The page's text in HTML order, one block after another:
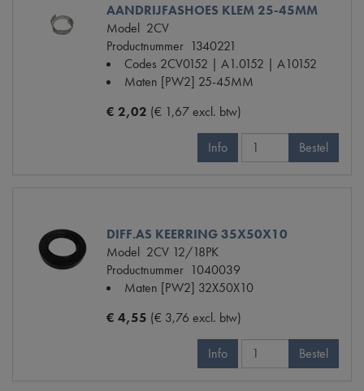
AANDRIJFASHOES KLEM 25-45MM
Model 2CV
Productnummer 1340221
Codes 2CV0152 | A1.0152 | A10152
Maten [PW2] 25-45MM
€ 2,02 (€ 1,67 excl. btw)
Info Bestel
DIFF.AS KEERRING 35X50X10
Model 2CV 12/18PK
Productnummer 1040039
Maten [PW2] 32X50X10
€ 4,55 (€ 3,76 excl. btw)
Info Bestel